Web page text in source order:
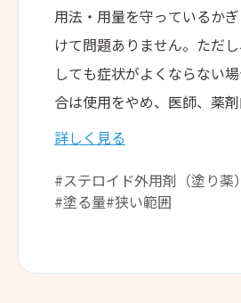
用法・用量を守っているか
けて問題ありません。ただ
しても症状がよくならない
合は使用をやめ、医師、薬
販売者に相談するようにしま
詳しく見る
#ステロイド外用剤（塗り薬）
#塗る量#狭い範囲